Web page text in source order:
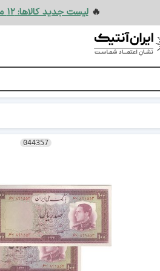
🔥لیست جدید کالاها: ۱۲ مرداد
044357